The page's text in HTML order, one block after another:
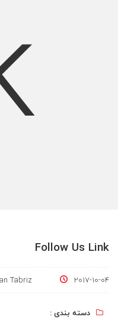
Follow Us Link
2017-10-04
Tabriz
دسته بندی :